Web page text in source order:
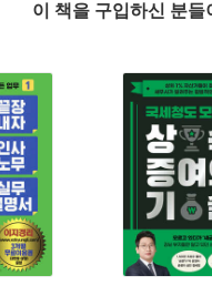
이 책을 구입하신 분